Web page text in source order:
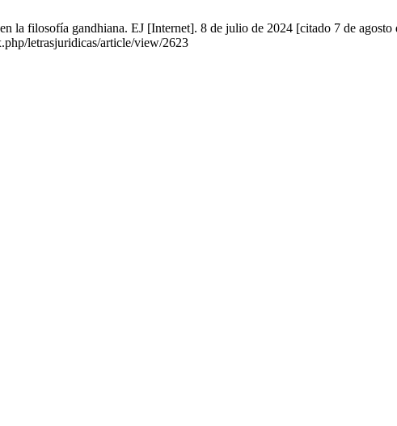
la filosofía gandhiana. EJ [Internet]. 8 de julio de 2024 [citado 7 de
letrasjuridicas/article/view/2623